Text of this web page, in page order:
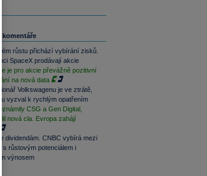
komentáře
růstu přichází vybírání zisků.
SpaceX prodávají akcie
je pro akcie převážně pozitivní
na nová data
Volkswagenu je ve ztrátě,
vyzval k rychlým opatřením
CSG a Gen Digital,
nová cla. Evropa zahájí
dividendám. CNBC vybírá mezi
s růstovým potenciálem i
výnosem